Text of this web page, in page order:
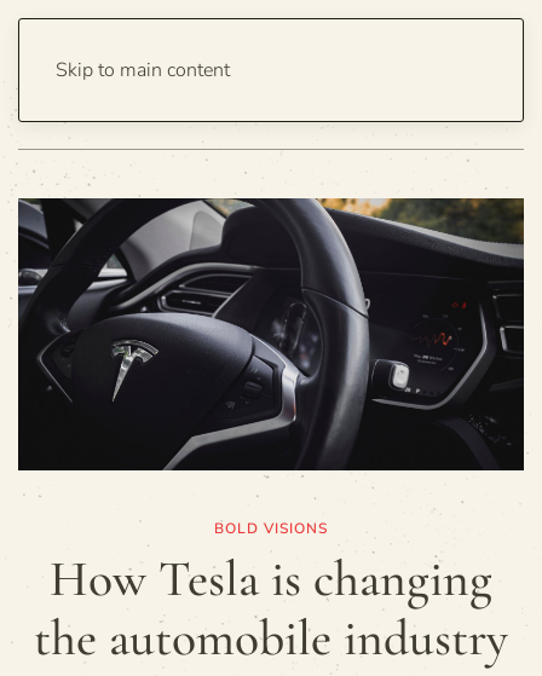
Skip to main content
BOLD VISIONS
How Tesla is changing
the automobile industry